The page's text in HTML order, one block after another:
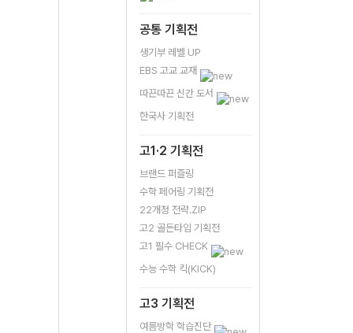
공통 기획전
생기부 레벨 UP
EBS 고교 교재
따끈따끈 신간 도서
한국사 기획전
고1·2 기획전
브랜드 퍼즐링
수학 페어링 기획전
22개정 전략.ZIP
고2 골든타임 기획전
고1 필수 CHECK
수능 수학 킥(KICK)
고3 기획전
여름방학 학습진단